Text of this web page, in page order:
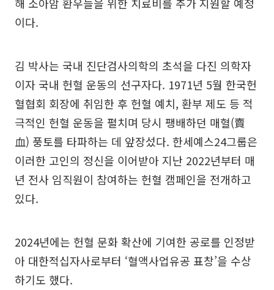
해 소아암 환우들을 위한 치료비를 추가 지원할 예정
이다.
김 박사는 국내 진단검사의학의 초석을 다진 의학자
이자 국내 헌혈 운동의 선구자다. 1971년 5월 한국헌
혈협회 회장에 취임한 후 헌혈 예치, 환부 제도 등 적
극적인 헌혈 운동을 펼치며 당시 팽배하던 매혈(賣
血) 풍토를 타파하는 데 앞장섰다. 한세예스24그룹은
이러한 고인의 정신을 이어받아 지난 2022년부터 매
년 전사 임직원이 참여하는 헌혈 캠페인을 전개하고
있다.
2024년에는 헌혈 문화 확산에 기여한 공로를 인정받
아 대한적십자사로부터 ‘혈액사업유공 표창’을 수상
하기도 했다.